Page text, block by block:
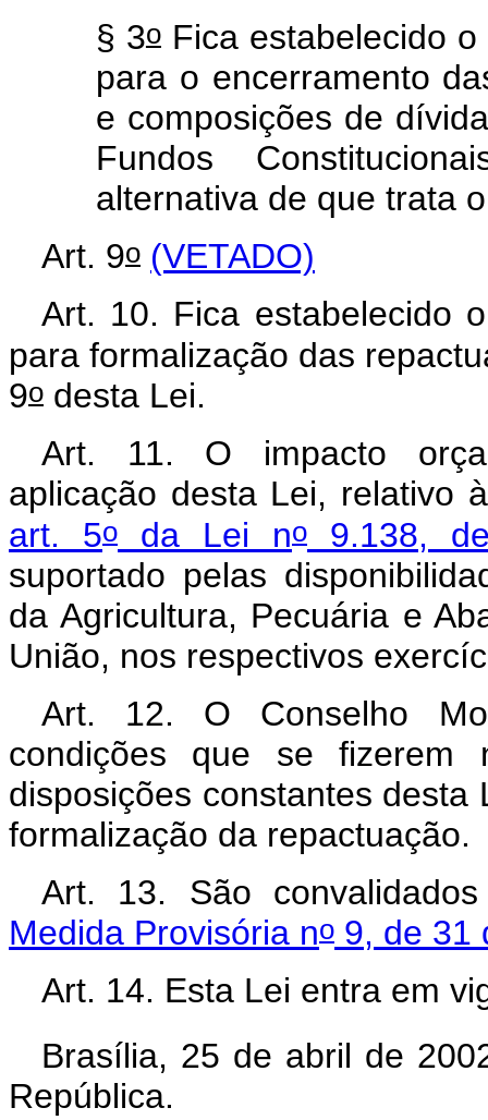
§ 3oFica estabelecido o
para o encerramento
e composições de
Fundos
alternativa de que trata
Art. 9o (VETADO)
Art. 10. Fica estabelecido
para formalização das
9o desta Lei.
Art. 11. O impacto
aplicação desta Lei, relativo
art. 5o da Lei no 9.138,
suportado pelas
da Agricultura, Pecuária e
União, nos respectivos
Art. 12. O Conselho
condições que se fizerem
disposições constantes
formalização da repactuação.
Art. 13. São
Medida Provisória no 9, de 31
Art. 14. Esta Lei entra em
Brasília, 25 de abril de
República.